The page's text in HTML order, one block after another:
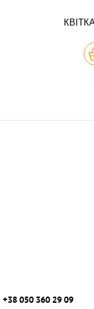
+38 050 360 29 09